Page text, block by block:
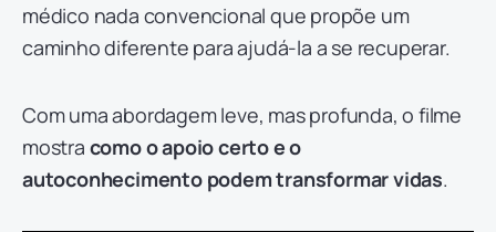
médico nada convencional que propõe um
caminho diferente para ajudá-la a se recuperar.
Com uma abordagem leve, mas profunda, o filme
mostra como o apoio certo e o
autoconhecimento podem transformar vidas.